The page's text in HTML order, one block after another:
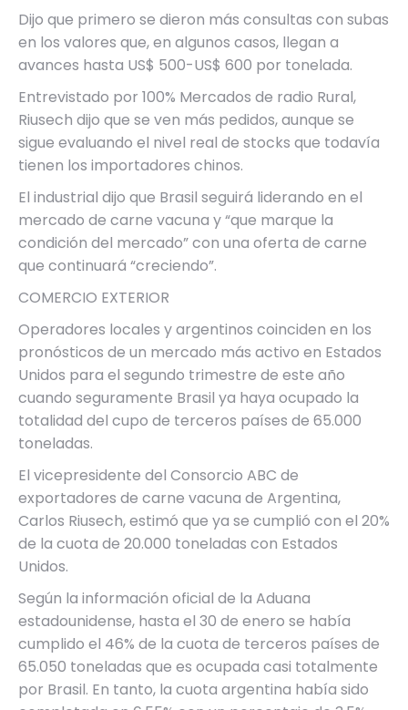
Dijo que primero se dieron más consultas con subas
en los valores que, en algunos casos, llegan a
avances hasta US$ 500-US$ 600 por tonelada.
Entrevistado por 100% Mercados de radio Rural,
Riusech dijo que se ven más pedidos, aunque se
sigue evaluando el nivel real de stocks que todavía
tienen los importadores chinos.
El industrial dijo que Brasil seguirá liderando en el
mercado de carne vacuna y “que marque la
condición del mercado” con una oferta de carne
que continuará “creciendo”.
COMERCIO EXTERIOR
Operadores locales y argentinos coinciden en los
pronósticos de un mercado más activo en Estados
Unidos para el segundo trimestre de este año
cuando seguramente Brasil ya haya ocupado la
totalidad del cupo de terceros países de 65.000
toneladas.
El vicepresidente del Consorcio ABC de
exportadores de carne vacuna de Argentina,
Carlos Riusech, estimó que ya se cumplió con el 20%
de la cuota de 20.000 toneladas con Estados
Unidos.
Según la información oficial de la Aduana
estadounidense, hasta el 30 de enero se había
cumplido el 46% de la cuota de terceros países de
65.050 toneladas que es ocupada casi totalmente
por Brasil. En tanto, la cuota argentina había sido